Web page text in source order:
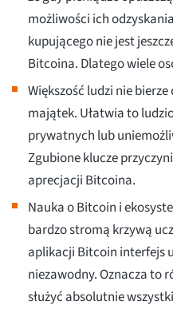
możliwości ich
kupującego nie jest
Bitcoina. Dlatego wiele
Większość ludzi nie
majątek. Ułatwia to
prywatnych lub
Zgubione klucze
aprecjacji Bitcoina.
Nauka o Bitcoin i
bardzo stromą krzywą
aplikacji Bitcoin interfejs
niezawodny. Oznacza to
służyć absolutnie